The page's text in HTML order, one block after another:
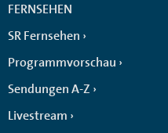
FERNSEHEN
SR Fernsehen
Programmvorschau
Sendungen A-Z
Livestream